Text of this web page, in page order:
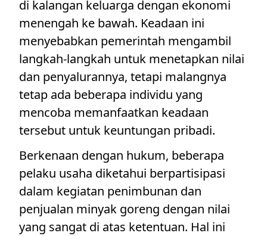
di kalangan keluarga dengan ekonomi
menengah ke bawah. Keadaan ini
menyebabkan pemerintah mengambil
langkah-langkah untuk menetapkan nilai
dan penyalurannya, tetapi malangnya
tetap ada beberapa individu yang
mencoba memanfaatkan keadaan
tersebut untuk keuntungan pribadi.
Berkenaan dengan hukum, beberapa
pelaku usaha diketahui berpartisipasi
dalam kegiatan penimbunan dan
penjualan minyak goreng dengan nilai
yang sangat di atas ketentuan. Hal ini